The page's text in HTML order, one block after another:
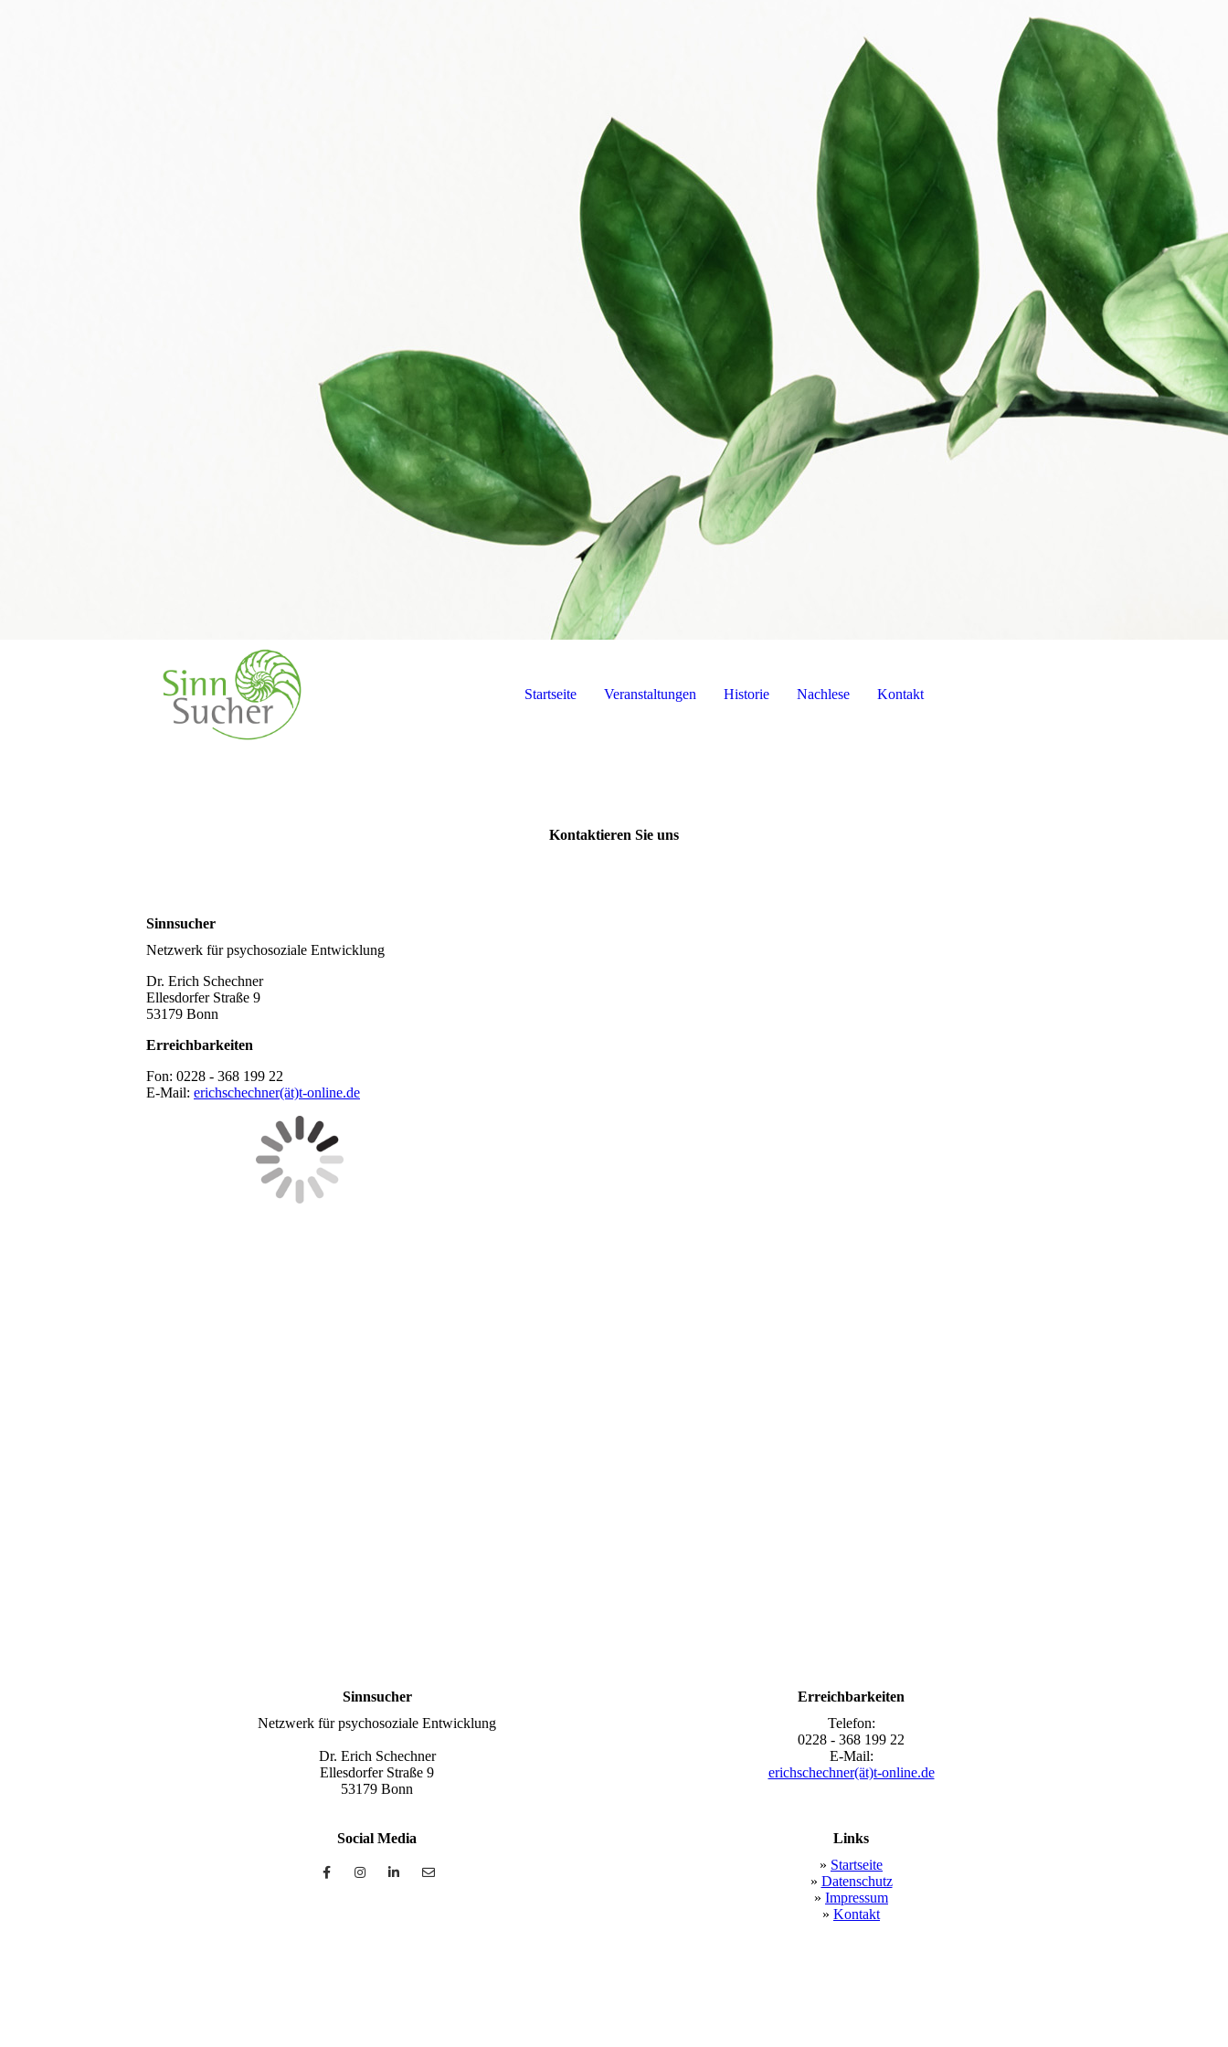
Startseite Veranstaltungen Historie Nachlese Kontakt
Kontaktieren Sie uns
Sinnsucher
Netzwerk für psychosoziale Entwicklung
Dr. Erich Schechner
Ellesdorfer Straße 9
53179 Bonn
Erreichbarkeiten
Fon: 0228 - 368 199 22
E-Mail: erichschechner(ät)t-online.de
Sinnsucher
Netzwerk für psychosoziale Entwicklung
Dr. Erich Schechner
Ellesdorfer Straße 9
53179 Bonn
Erreichbarkeiten
Telefon:
0228 - 368 199 22
E-Mail:
erichschechner(ät)t-online.de
Social Media
Links
» Startseite
» Datenschutz
» Impressum
» Kontakt